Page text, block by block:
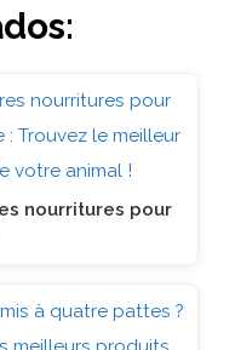
nourritures pour